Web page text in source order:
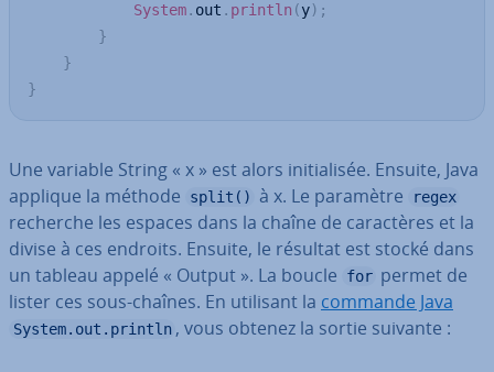
System. out . println (y) ;
}
}
}
Une variable String « x » est alors ini­tia­li­sée. Ensuite, Java
applique la méthode
split() à x. Le paramètre regex
recherche les espaces dans la chaîne de ca­rac­tères et la
divise à ces endroits. Ensuite, le résultat est stocké dans
un tableau appelé « Output ». La boucle
for permet de
lister ces sous-chaînes. En utilisant la commande Java
System.out.println , vous obtenez la sortie suivante :